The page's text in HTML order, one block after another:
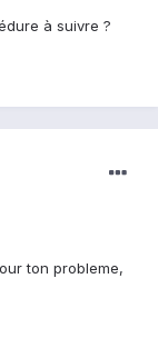
à suivre ?
ton probleme,